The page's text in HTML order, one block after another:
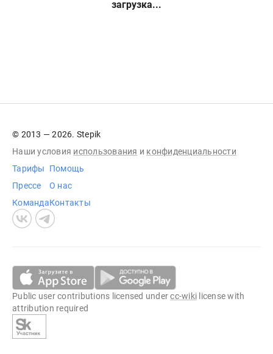
загрузка...
© 2013 — 2026. Stepik
Наши условия использования и конфиденциальности
Тарифы
Прессе
Команда
Помощь
О нас
Контакты
Public user contributions licensed undercc-wiki license with
attribution required